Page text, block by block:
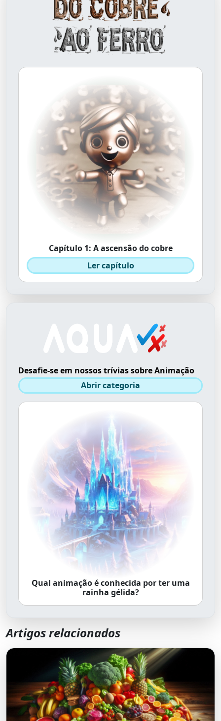
Capítulo 1: A ascensão do cobre
Ler capítulo
Desafie-se em nossos trívias sobre Animação
Abrir categoria
Qual animação é conhecida por ter uma
rainha gélida?
Artigos relacionados